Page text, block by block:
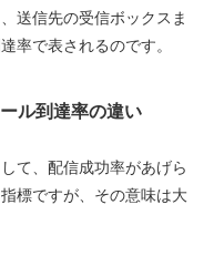
送信先の受信ボックスま
率で表されるのです。
ル到達率の違い
て、配信成功率があげら
標ですが、その意味は大